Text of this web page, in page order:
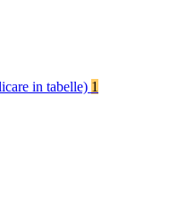
in tabelle) 1